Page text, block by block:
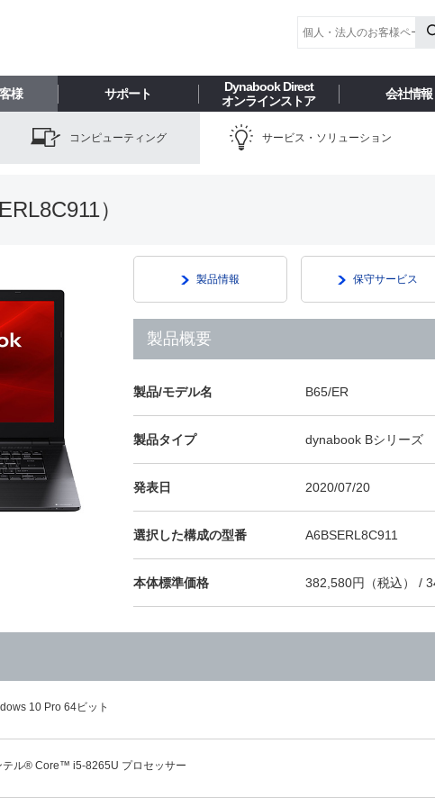
様 サポート
Dynabook Direct
オンラインストア
会社情報
コンピューティング サービス・ソリューション
）
製品情報 保守サービス
製品概要
製品/モデル名 B65/ER
製品タイプ dynabook Bシリーズ
発表日 2020/07/20
選択した構成の型番 A6BSERL8C911
本体標準価格 382,580円（税込） /
10 Pro 64ビット
テル® Core™ i5-8265U プロセッサー